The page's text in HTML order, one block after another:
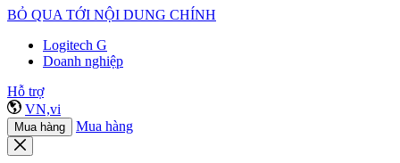
BỎ QUA TỚI NỘI DUNG CHÍNH
Logitech G
Doanh nghiệp
Hỗ trợ
VN,vi
Mua hàng Mua hàng